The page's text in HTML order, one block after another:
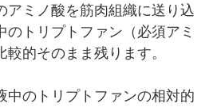
アミノ酸を筋肉組織に送り込
のトリプトファン（必須アミ
較的そのまま残ります。
中のトリプトファンの相対的